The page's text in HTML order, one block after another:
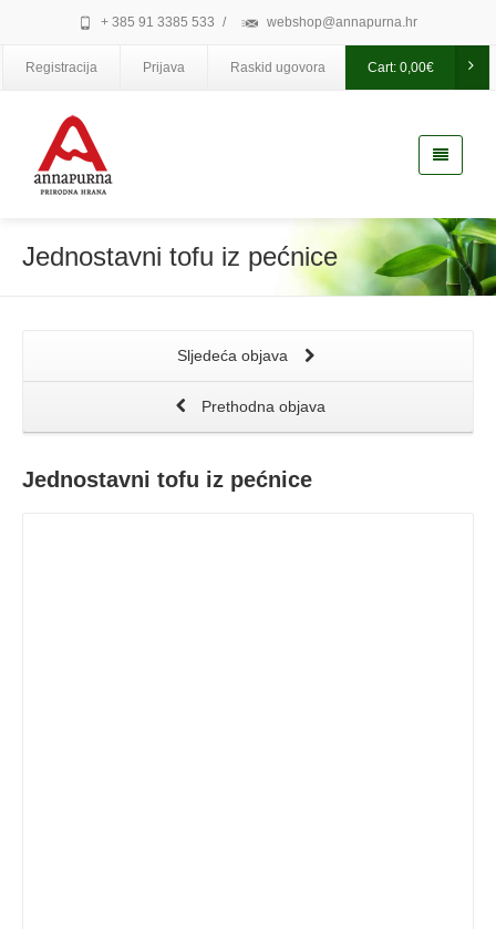
+ 385 91 3385 533 / webshop@annapurna.hr
Registracija Prijava Raskid ugovora Cart: 0,00€
Jednostavni tofu iz pećnice
Sljedeća objava
Prethodna objava
Jednostavni tofu iz pećnice